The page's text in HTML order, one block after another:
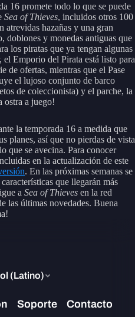
16 promete todo lo que se puede
Sea of Thieves, incluidos otros 100
atrevidas hazañas y una gran
doblones y monedas antiguas que
los piratas que ya tengan algunas
el Emporio del Pirata está listo para
de ofertas, mientras que el Pase
el lujoso conjunto de barco
de coleccionista) y el parche, la
ostra a juego!
la temporada 16 a medida que
planes, así que no pierdas de vista
que se avecina. Para conocer
en la actualización de este
. En las próximas semanas se
que llegarán más
a Sea of Thieves en la red
las últimas novedades. Buena